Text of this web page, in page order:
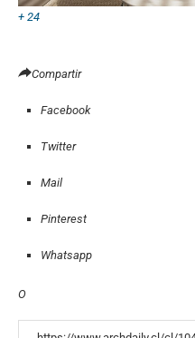
+ 24
Compartir
Facebook
Twitter
Mail
Pinterest
Whatsapp
O